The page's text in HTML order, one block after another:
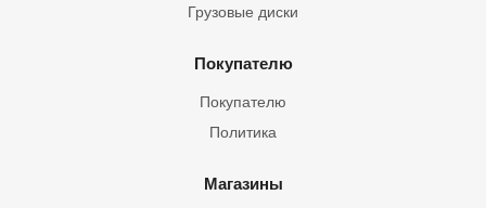
Грузовые диски
Покупателю
Покупателю
Политика
Магазины